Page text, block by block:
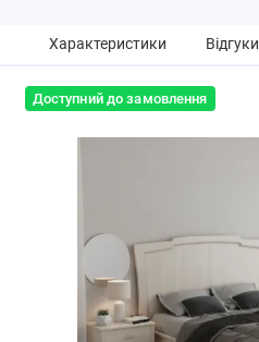
Характеристики Відгуки
Доступний до замовлення